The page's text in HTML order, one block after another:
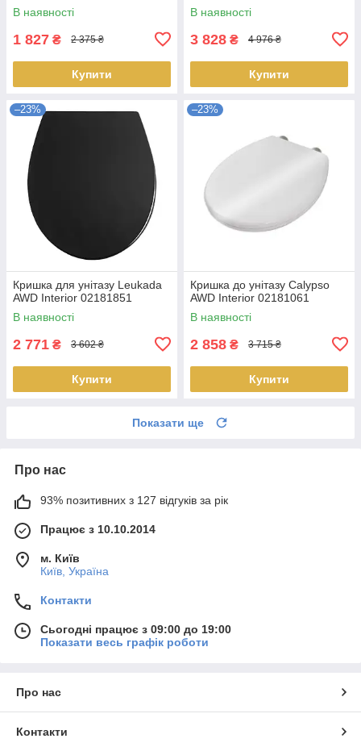
В наявності
1 827 ₴ 2 375 ₴
Купити
В наявності
3 828 ₴ 4 976 ₴
Купити
–23%
Кришка для унітазу Leukada
AWD Interior 02181851
В наявності
2 771 ₴ 3 602 ₴
Купити
–23%
Кришка до унітазу Calypso
AWD Interior 02181061
В наявності
2 858 ₴ 3 715 ₴
Купити
Показати ще
Про нас
93% позитивних з 127 відгуків за рік
Працює з 10.10.2014
м. Київ
Київ, Україна
Контакти
Сьогодні працює з 09:00 до 19:00
Показати весь графік роботи
Про нас
Контакти